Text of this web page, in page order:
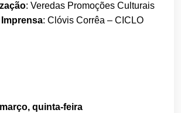
: Veredas Promoções Culturais
: Clóvis Corrêa – CICLO
quinta-feira